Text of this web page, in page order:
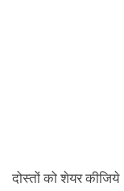
दोस्तों को शेयर कीजिये